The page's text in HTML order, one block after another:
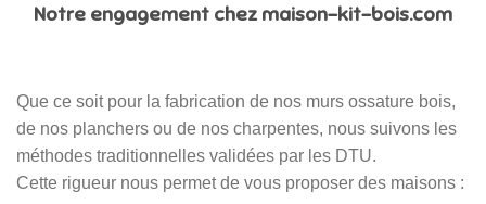
Notre engagement chez maison-kit-bois.com
Que ce soit pour la fabrication de nos murs ossature bois,
de nos planchers ou de nos charpentes, nous suivons les
méthodes traditionnelles validées par les DTU.
Cette rigueur nous permet de vous proposer des maisons :